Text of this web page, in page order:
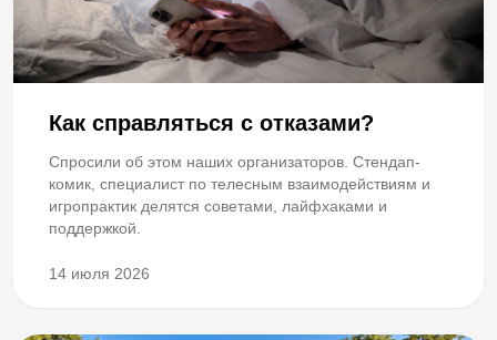
Как справляться с отказами?
Спросили об этом наших организаторов. Стендап-
комик, специалист по телесным взаимодействиям и
игропрактик делятся советами, лайфхаками и
поддержкой.
14 июля 2026